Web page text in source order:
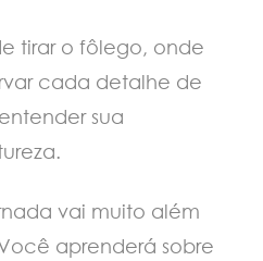
tirar o fôlego, onde
cada detalhe de
sua
vai muito além
aprenderá sobre